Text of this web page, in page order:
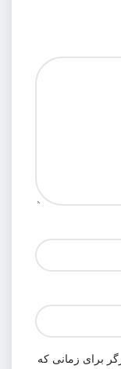
برای زمانی که